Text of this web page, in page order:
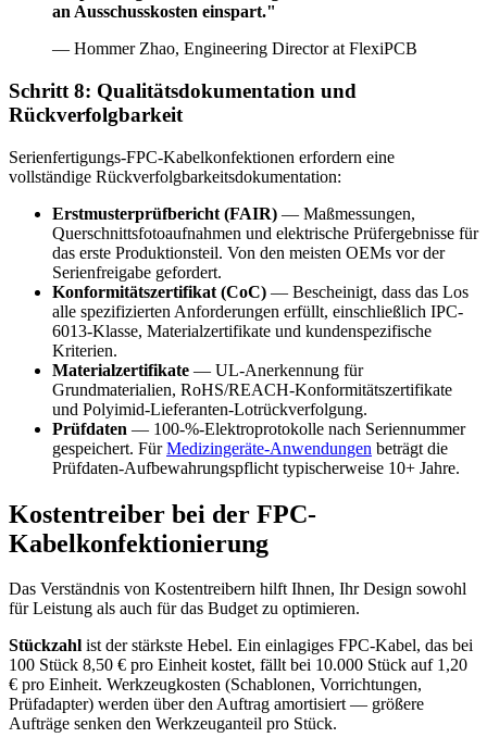
an Ausschusskosten einspart."
— Hommer Zhao, Engineering Director at FlexiPCB
Schritt 8: Qualitätsdokumentation und
Rückverfolgbarkeit
Serienfertigungs-FPC-Kabelkonfektionen erfordern eine
vollständige Rückverfolgbarkeitsdokumentation:
Erstmusterprüfbericht (FAIR) — Maßmessungen,
Querschnittsfotoaufnahmen und elektrische Prüfergebnisse für
das erste Produktionsteil. Von den meisten OEMs vor der
Serienfreigabe gefordert.
Konformitätszertifikat (CoC) — Bescheinigt, dass das Los
alle spezifizierten Anforderungen erfüllt, einschließlich IPC-
6013-Klasse, Materialzertifikate und kundenspezifische
Kriterien.
Materialzertifikate — UL-Anerkennung für
Grundmaterialien, RoHS/REACH-Konformitätszertifikate
und Polyimid-Lieferanten-Lotrückverfolgung.
Prüfdaten — 100-%-Elektroprotokolle nach Seriennummer
gespeichert. FürMedizingeräte-Anwendungen beträgt die
Prüfdaten-Aufbewahrungspflicht typischerweise 10+ Jahre.
Kostentreiber bei der FPC-
Kabelkonfektionierung
Das Verständnis von Kostentreibern hilft Ihnen, Ihr Design sowohl
für Leistung als auch für das Budget zu optimieren.
Stückzahl ist der stärkste Hebel. Ein einlagiges FPC-Kabel, das bei
100 Stück 8,50 € pro Einheit kostet, fällt bei 10.000 Stück auf 1,20
€ pro Einheit. Werkzeugkosten (Schablonen, Vorrichtungen,
Prüfadapter) werden über den Auftrag amortisiert — größere
Aufträge senken den Werkzeuganteil pro Stück.